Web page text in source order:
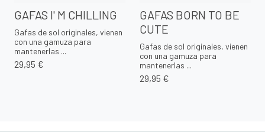
GAFAS I' M CHILLING
Gafas de sol originales, vienen
con una gamuza para
mantenerlas ...
29,95 €
GAFAS BORN TO BE
CUTE
Gafas de sol originales, vienen
con una gamuza para
mantenerlas ...
29,95 €